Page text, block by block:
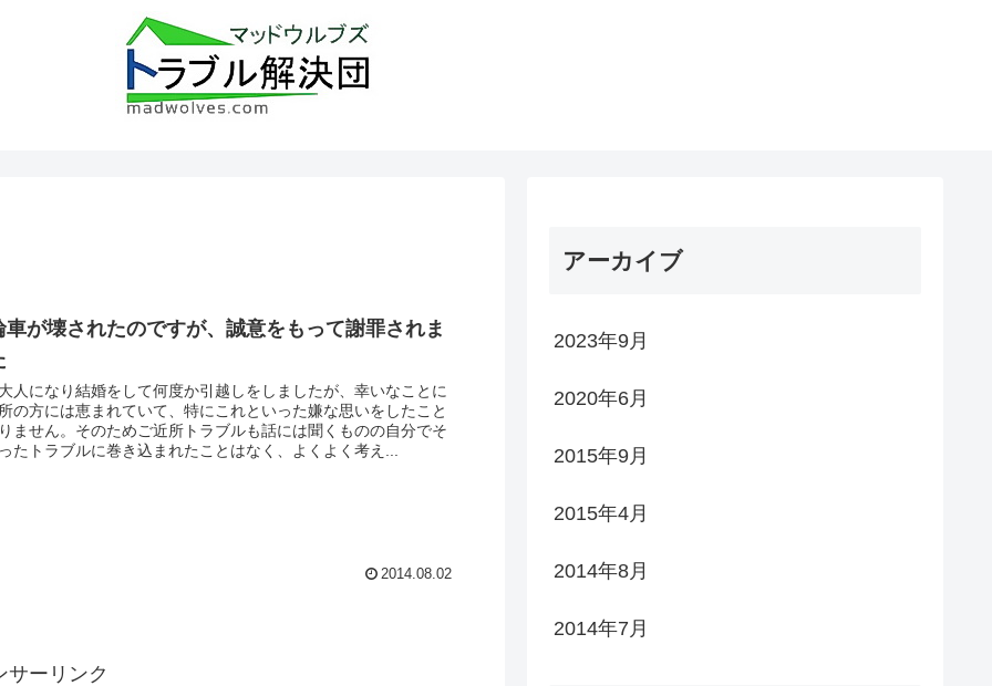
車が壊されたのですが、誠意をもって謝罪されま
人になり結婚をして何度か引越しをしましたが、幸いなことに
の方には恵まれていて、特にこれといった嫌な思いをしたこと
ません。そのためご近所トラブルも話には聞くものの自分でそ
たトラブルに巻き込まれたことはなく、よくよく考え...
2014.08.02
サーリンク
アーカイブ
2023年9月
2020年6月
2015年9月
2015年4月
2014年8月
2014年7月